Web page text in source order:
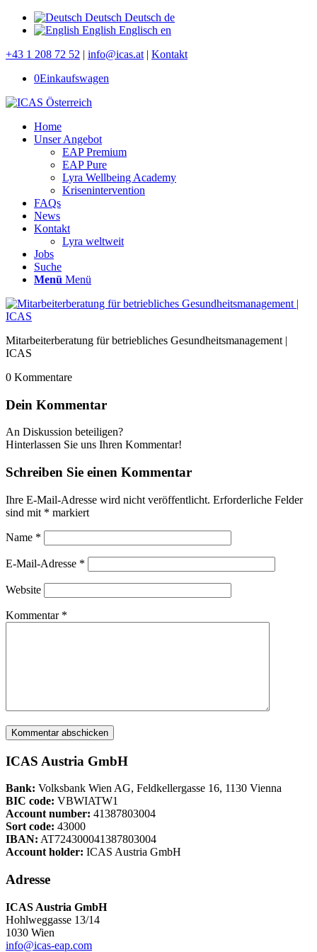
Deutsch Deutsch de
English Englisch en
+43 1 208 72 52 | info@icas.at | Kontakt
0Einkaufswagen
Home
Unser Angebot
EAP Premium
EAP Pure
Lyra Wellbeing Academy
Krisenintervention
FAQs
News
Kontakt
Lyra weltweit
Jobs
Suche
Menü Menü
Mitarbeiterberatung für betriebliches Gesundheitsmanagement |
ICAS
0 Kommentare
Dein Kommentar
An Diskussion beteiligen?
Hinterlassen Sie uns Ihren Kommentar!
Schreiben Sie einen Kommentar
Ihre E-Mail-Adresse wird nicht veröffentlicht. Erforderliche Felder
sind mit * markiert
Name *
E-Mail-Adresse *
Website
Kommentar *
ICAS Austria GmbH
Bank: Volksbank Wien AG, Feldkellergasse 16, 1130 Vienna
BIC code: VBWIATW1
Account number: 41387803004
Sort code: 43000
IBAN: AT724300041387803004
Account holder: ICAS Austria GmbH
Adresse
ICAS Austria GmbH
Hohlweggasse 13/14
1030 Wien
info@icas-eap.com